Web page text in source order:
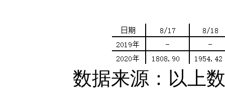
数据来源：以上数